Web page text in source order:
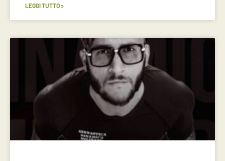
LEGGI TUTTO »